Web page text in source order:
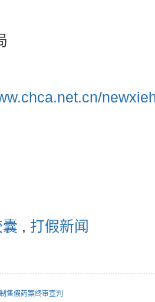
, 打假新闻
售假药案终审宣判